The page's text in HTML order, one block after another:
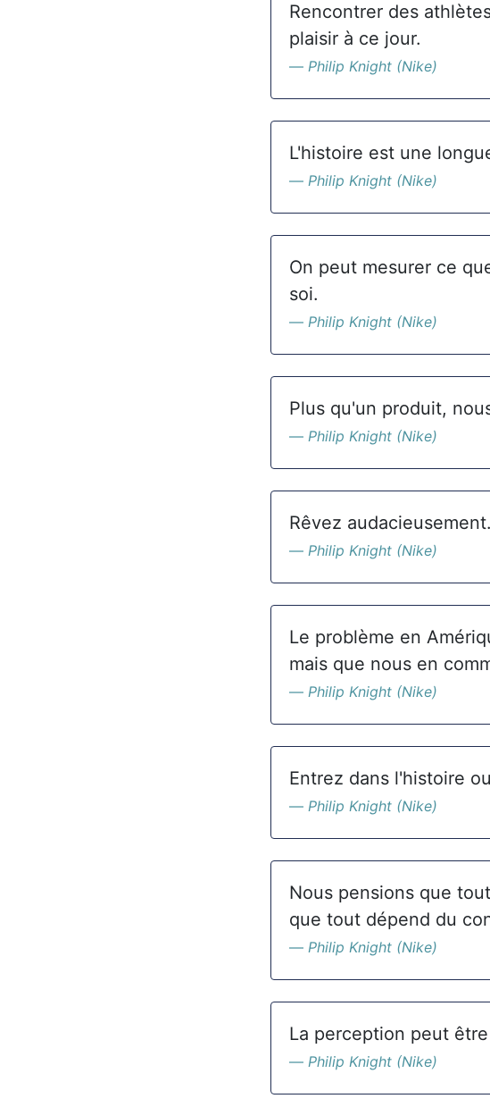
Rencontrer des
plaisir à ce jour.
Philip Knight (Nike)
L'histoire est une
Philip Knight (Nike)
On peut mesurer ce
soi.
Philip Knight (Nike)
Plus qu'un produit,
Philip Knight (Nike)
Rêvez
Philip Knight (Nike)
Le problème en
mais que nous en
Philip Knight (Nike)
Entrez dans l'histoire
Philip Knight (Nike)
Nous pensions que
que tout dépend du
Philip Knight (Nike)
La perception peut
Philip Knight (Nike)